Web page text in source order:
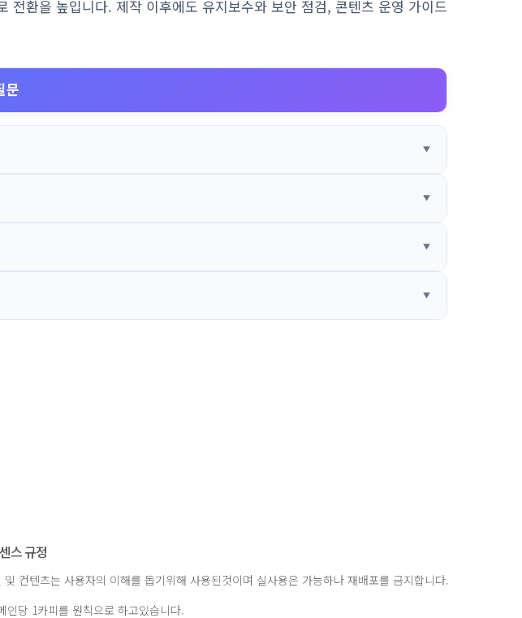
환을 높입니다. 제작 이후에도 유지보수와 보안 점검, 콘텐츠 운영 가이드
문
스 규정
및 컨텐츠는 사용자의 이해를 돕기위해 사용된것이며 실사용은 가능하나 재배포를 금지합니다.
인당 1카피를 원칙으로 하고있습니다.